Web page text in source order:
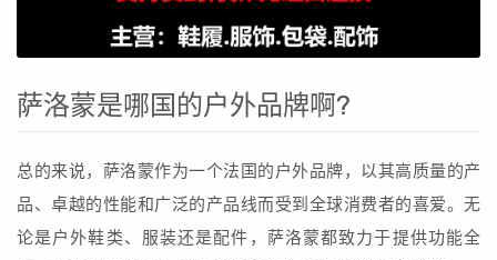
萨洛蒙是哪国的户外品牌啊?
总的来说，萨洛蒙作为一个法国的户外品牌，以其高质量的产
品、卓越的性能和广泛的产品线而受到全球消费者的喜爱。无
论是户外鞋类、服装还是配件，萨洛蒙都致力于提供功能全